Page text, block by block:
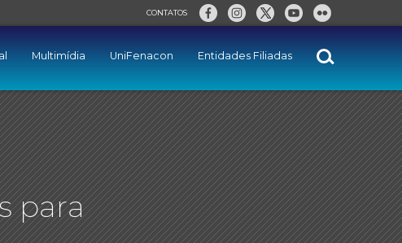
CONTATOS
Multimídia UniFenacon Entidades Filiadas
para